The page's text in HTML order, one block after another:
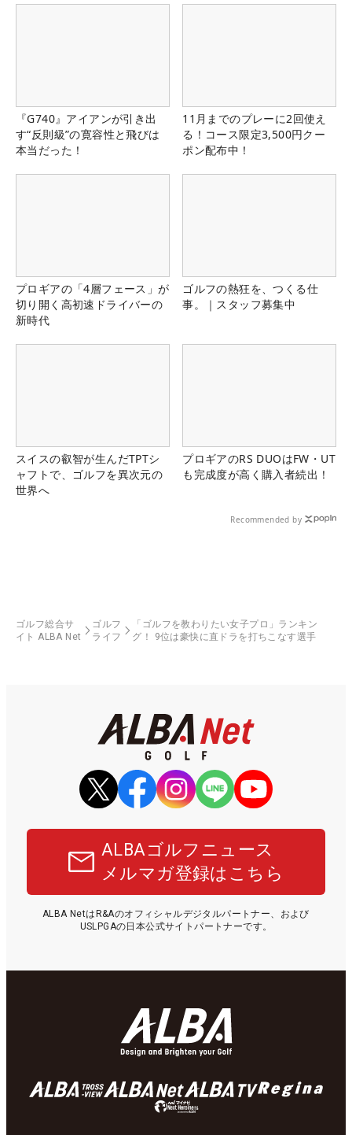
『G740』アイアンが引き出
す“反則級”の寛容性と飛びは
本当だった！
11月までのプレーに2回使え
る！コース限定3,500円クー
ポン配布中！
プロギアの「4層フェース」が
切り開く高初速ドライバーの
新時代
ゴルフの熱狂を、つくる仕
事。｜スタッフ募集中
スイスの叡智が生んだTPTシ
ャフトで、ゴルフを異次元の
世界へ
プロギアのRS DUOはFW・UT
も完成度が高く購入者続出！
Recommended by
ゴルフ総合サ
イト ALBA Net
ゴルフ
ライフ
「ゴルフを教わりたい女子プロ」ランキン
グ！ 9位は豪快に直ドラを打ちこなす選手
ALBAゴルフニュース
メルマガ登録はこちら
ALBA NetはR&Aのオフィシャルデジタルパートナー、および
USLPGAの日本公式サイトパートナーです。